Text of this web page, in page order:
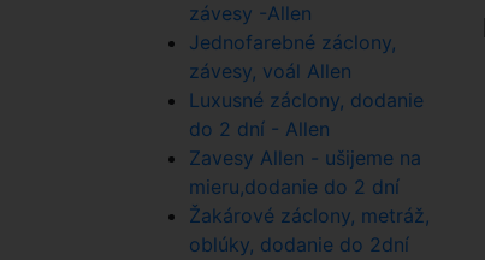
závesy -Allen
Jednofarebné záclony,
závesy, voál Allen
Luxusné záclony, dodanie
do 2 dní - Allen
Zavesy Allen - ušijeme na
mieru,dodanie do 2 dní
Žakárové záclony, metráž,
oblúky, dodanie do 2dní